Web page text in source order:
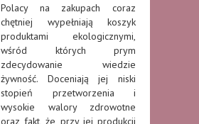
Polacy na zakupach coraz
chętniej wypełniają koszyk
produktami ekologicznymi,
wśród których prym
zdecydowanie wiedzie
żywność. Doceniają jej niski
stopień przetworzenia i
wysokie walory zdrowotne
oraz fakt, że przy jej produkcji